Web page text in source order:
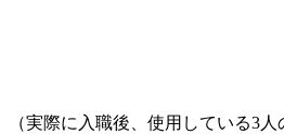
（実際に入職後、使用している3人